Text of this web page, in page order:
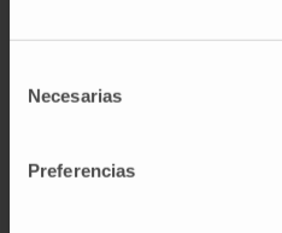
Necesarias
Preferencias
Predoctoral